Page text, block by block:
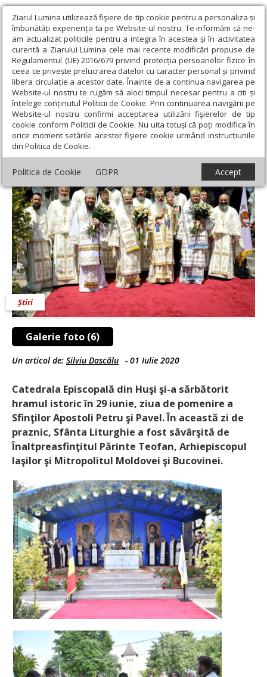
Ziarul Lumina utilizează fişiere de tip cookie pentru a personaliza și
îmbunătăți experiența ta pe Website-ul nostru. Te informăm că ne-
am actualizat politicile pentru a integra în acestea și în activitatea
curentă a Ziarului Lumina cele mai recente modificări propuse de
Regulamentul (UE) 2016/679 privind protecția persoanelor fizice în
ceea ce privește prelucrarea datelor cu caracter personal și privind
libera circulație a acestor date. Înainte de a continua navigarea pe
Website-ul nostru te rugăm să aloci timpul necesar pentru a citi și
înțelege conținutul Politicii de Cookie. Prin continuarea navigării pe
Website-ul nostru confirmi acceptarea utilizării fişierelor de tip
cookie conform Politicii de Cookie. Nu uita totuși că poți modifica în
orice moment setările acestor fişiere cookie urmând instrucțiunile
din Politica de Cookie.
Politica de Cookie GDPR Accept
Ziarul Lumina › Actualitate religioasă › Știri › Hramul Catedralei
Episcopale din Huşi
Hramul Catedralei Episcopale din Huşi
Galerie foto (6)
Știri
Un articol de: Silviu Dascălu - 01 Iulie 2020
Catedrala Episcopală din Huşi şi-a sărbătorit
hramul istoric în 29 iunie, ziua de pomenire a
Sfinţilor Apostoli Petru şi Pavel. În această zi de
praznic, Sfânta Liturghie a fost săvârşită de
Înaltpreasfinţitul Părinte Teofan, Arhiepiscopul
Iaşilor şi Mitropolitul Moldovei şi Bucovinei.